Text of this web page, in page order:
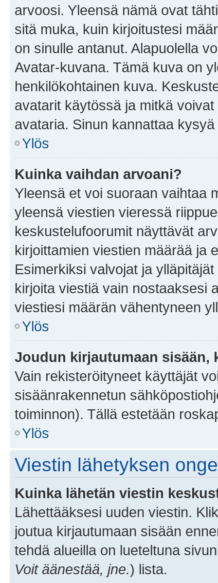
arvoosi. Yleensä nämä ovat
sitä muka, kuin kirjoitustesi
on sinulle antanut. Alapuolella
Avatar-kuvana. Tämä kuva on
henkilökohtainen kuva.
avatarit käytössä ja mitkä
avataria. Sinun kannattaa
Ylös
Kuinka vaihdan arvoani?
Yleensä et voi suoraan vaihtaa
yleensä viestien vieressä
keskustelufoorumit näyttävät
kirjoittamien viestien määrää ja
Esimerkiksi valvojat ja
kirjoita viestiä vain nostaaksesi
viestiesi määrän vähentyneen
Ylös
Joudun kirjautumaan sisään,
Vain rekisteröityneet käyttäjät
sisäänrakennetun
toiminnon). Tällä estetään
Ylös
Viestin lähetyksen
Kuinka lähetän viestin
Lähettääksesi uuden viestin.
joutua kirjautumaan sisään
tehdä alueilla on lueteltuna
Voit äänestää, jne.) lista.